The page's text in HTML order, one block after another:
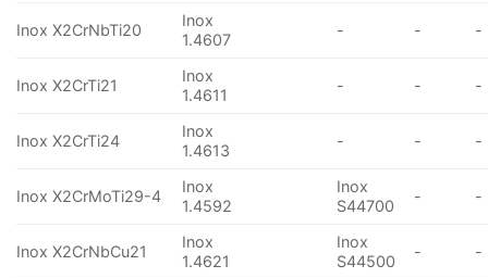
Inox X2CrNbTi20
Inox
1.4607
- - -
Inox X2CrTi21
Inox
1.4611
- - -
Inox X2CrTi24
Inox
1.4613
- - -
Inox X2CrMoTi29-4
Inox
1.4592
Inox
S44700
- -
Inox X2CrNbCu21
Inox
1.4621
Inox
S44500
- -